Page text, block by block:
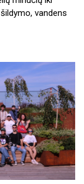
vandens